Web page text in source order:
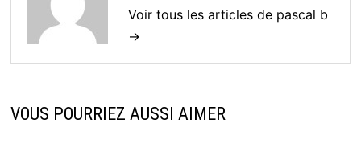
Voir tous les articles de pascal b
→
VOUS POURRIEZ AUSSI AIMER